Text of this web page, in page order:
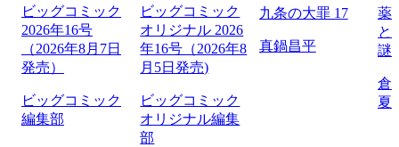
ビッグコミック
2026年16号
（2026年8月7日
発売）
ビッグコミック
編集部
ビッグコミック
オリジナル 2026
年16号（2026年8
月5日発売)
ビッグコミック
オリジナル編集
部
九条の大罪 17
真鍋昌平
薬
と
謎
倉
夏